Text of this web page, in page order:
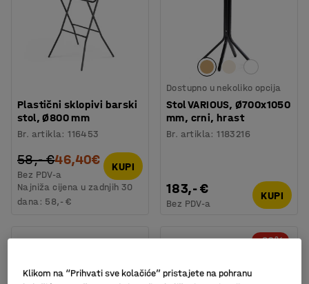
Plastični sklopivi barski
stol, Ø800 mm
Br. artikla:116453
46,40€
58,- €
Bez PDV-a
KUPI
Najniža cijena u zadnjih 30
dana: 58,- €
Dostupno u nekoliko opcija
Stol VARIOUS, Ø700x1050
mm, crni, hrast
Br. artikla:1183216
183,- €
Bez PDV-a
KUPI
-20%
Klikom na “Prihvati sve kolačiće” pristajete na pohranu